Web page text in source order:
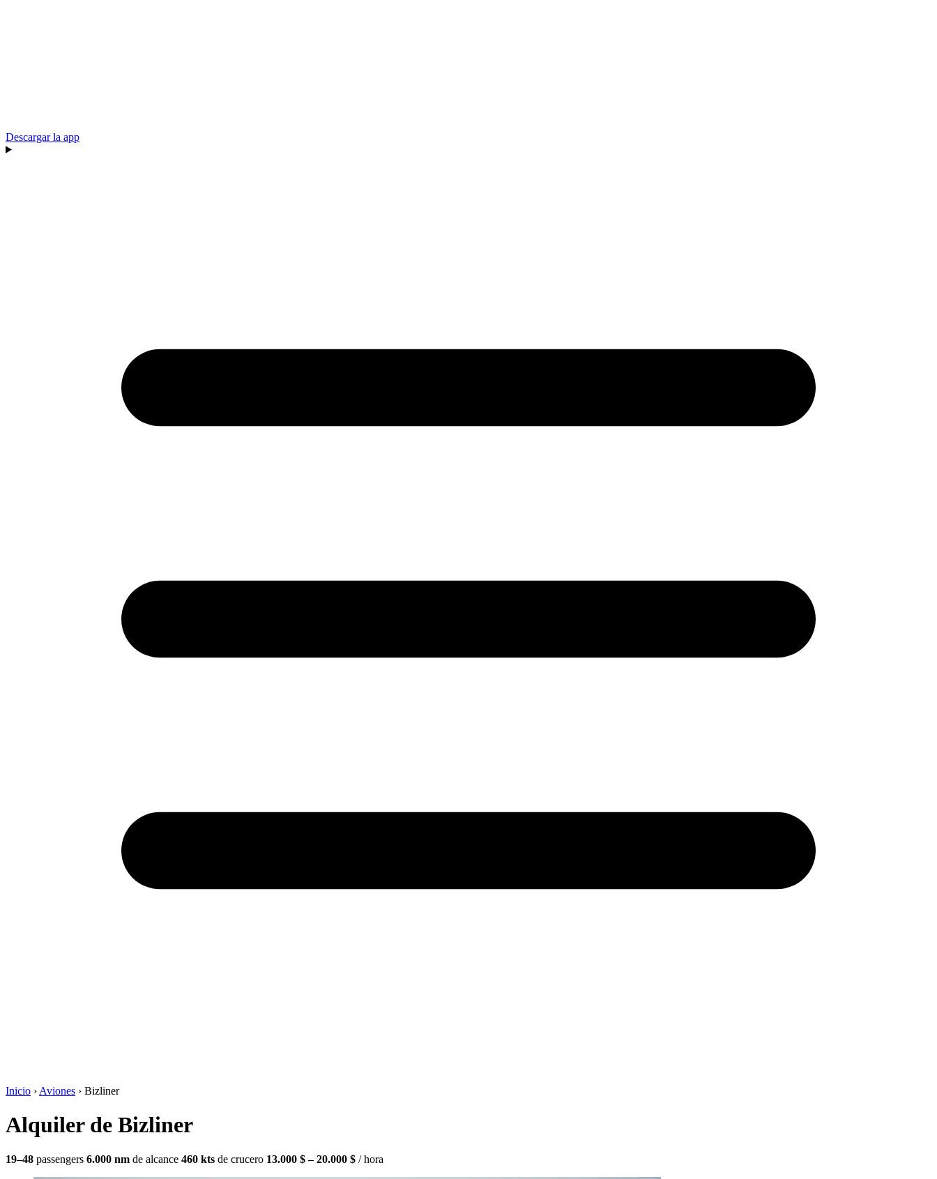
Descargar la app
Inicio › Aviones › Bizliner
Alquiler de Bizliner
19–48 passengers 6.000 nm de alcance 460 kts de crucero 13.000 $ – 20.000 $ / hora